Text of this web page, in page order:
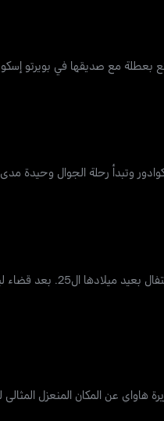
بعطلة مع صديقها في بويرتو
وتبدأ رحلة الجوال
تزور بريانا أنتون
عن المكان المنعزل